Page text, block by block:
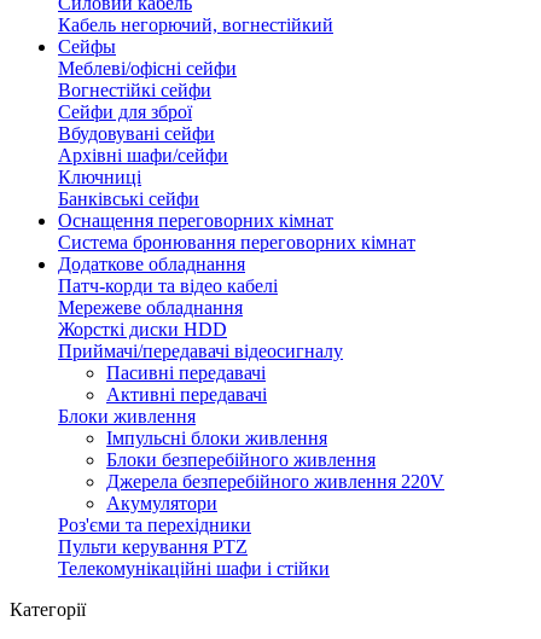
Кабель негорючий, вогнестійкий
Сейфы
Меблеві/офісні сейфи
Вогнестійкі сейфи
Сейфи для зброї
Вбудовувані сейфи
Архівні шафи/сейфи
Ключниці
Банківські сейфи
Оснащення переговорних кімнат
Система бронювання переговорних кімнат
Додаткове обладнання
Патч-корди та відео кабелі
Мережеве обладнання
Жорсткі диски HDD
Приймачі/передавачі відеосигналу
Пасивні передавачі
Активні передавачі
Блоки живлення
Імпульсні блоки живлення
Блоки безперебійного живлення
Джерела безперебійного живлення 220V
Акумулятори
Роз'єми та перехідники
Пульти керування PTZ
Телекомунікаційні шафи і стійки
Категорії